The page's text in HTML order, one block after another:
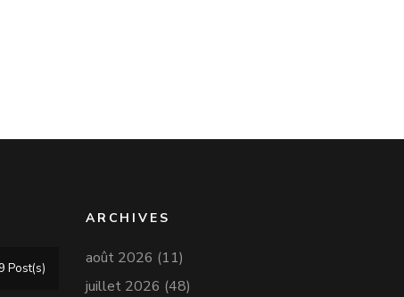
Post(s)
ARCHIVES
août 2026 (11)
juillet 2026 (48)